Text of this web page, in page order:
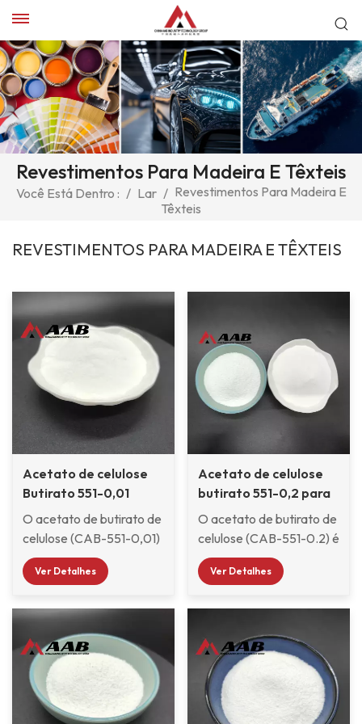
Revestimentos Para Madeira E Têxteis
Você Está Dentro : / Lar / Revestimentos Para Madeira E
Têxteis
REVESTIMENTOS PARA MADEIRA E TÊXTEIS
Acetato de celulose
Butirato 551-0,01
O acetato de butirato de
celulose (CAB-551-0,01)
é um éster de celulose
com alto teor de butirila
que afeta
significativamente sua
solubilidade e
compatibilidade. CAB-
551- 0,01 é solúvel em
monômeros de estireno e
Ver Detalhes
Acetato de celulose
butirato 551-0,2 para
revestimentos
automotivos
O acetato de butirato de
celulose (CAB-551-0.2) é
um éster de celulose com
alto teor de butirila e
compatível com inúmeras
resinas de reticulação e
tem um menor
viscosidade da solução.
Em revestimentos, o
Ver Detalhes